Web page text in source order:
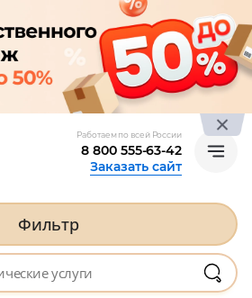
Работаем по всей России
8 800 555-63-42
Заказать сайт
Фильтр